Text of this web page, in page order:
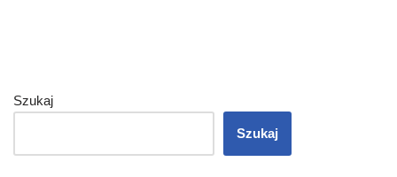
Szukaj
Szukaj